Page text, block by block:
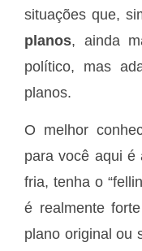
situações que,
planos, ainda
político, mas
planos.
O melhor
para você aqui é
fria, tenha o
é realmente
plano original ou